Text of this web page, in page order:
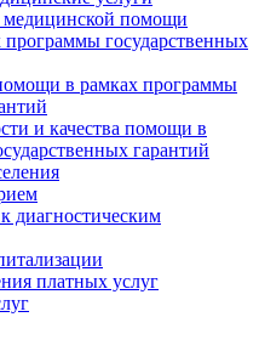
помощи
государственных
в рамках программы
и качества помощи в
гарантий
диагностическим
платных услуг